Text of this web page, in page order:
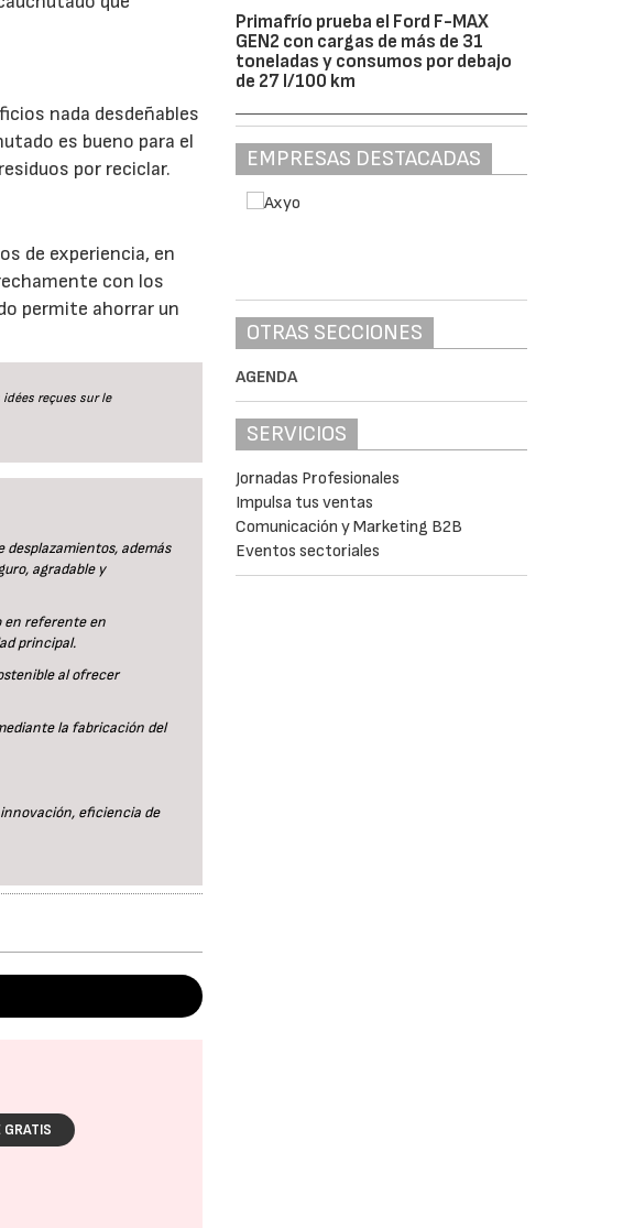
nada desdeñables
es bueno para el
por reciclar.
de experiencia, en
con los
permite ahorrar un
reçues sur le
además
agradable y
en referente en
principal.
al ofrecer
la fabricación del
eficiencia de
GRATIS
Primafrío prueba el Ford F-MAX
GEN2 con cargas de más de 31
toneladas y consumos por debajo
de 27 l/100 km
EMPRESAS DESTACADAS
OTRAS SECCIONES
AGENDA
SERVICIOS
Jornadas Profesionales
Impulsa tus ventas
Comunicación y Marketing B2B
Eventos sectoriales